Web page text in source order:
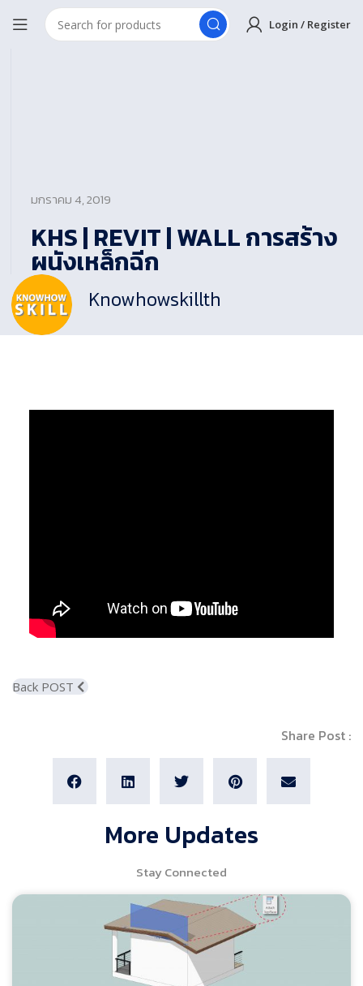
Login / Register
มกราคม 4, 2019
KHS | REVIT | WALL การสร้าง
ผนังเหล็กฉีก
Knowhowskillth
Back POST
Share Post :
More Updates
Stay Connected